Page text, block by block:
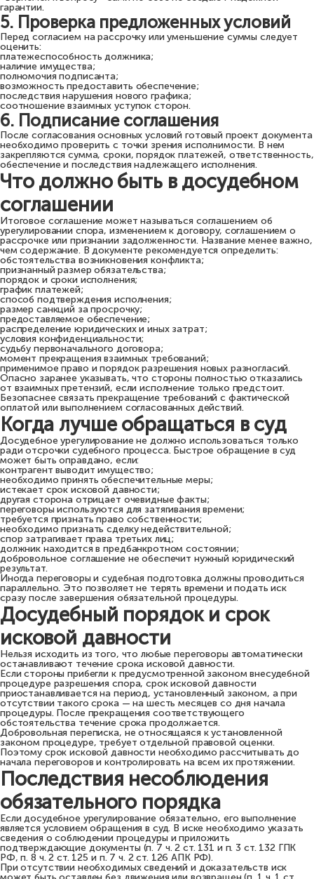
гарантии.
5. Проверка предложенных условий
Перед согласием на рассрочку или уменьшение суммы следует
оценить:
платежеспособность должника;
наличие имущества;
полномочия подписанта;
возможность предоставить обеспечение;
последствия нарушения нового графика;
соотношение взаимных уступок сторон.
6. Подписание соглашения
После согласования основных условий готовый проект документа
необходимо проверить с точки зрения исполнимости. В нем
закрепляются сумма, сроки, порядок платежей, ответственность,
обеспечение и последствия надлежащего исполнения.
Что должно быть в досудебном
соглашении
Итоговое соглашение может называться соглашением об
урегулировании спора, изменением к договору, соглашением о
рассрочке или признании задолженности. Название менее важно,
чем содержание. В документе рекомендуется определить:
обстоятельства возникновения конфликта;
признанный размер обязательства;
порядок и сроки исполнения;
график платежей;
способ подтверждения исполнения;
размер санкций за просрочку;
предоставляемое обеспечение;
распределение юридических и иных затрат;
условия конфиденциальности;
судьбу первоначального договора;
момент прекращения взаимных требований;
применимое право и порядок разрешения новых разногласий.
Опасно заранее указывать, что стороны полностью отказались
от взаимных претензий, если исполнение только предстоит.
Безопаснее связать прекращение требований с фактической
оплатой или выполнением согласованных действий.
Когда лучше обращаться в суд
Досудебное урегулирование не должно использоваться только
ради отсрочки судебного процесса. Быстрое обращение в суд
может быть оправдано, если:
контрагент выводит имущество;
необходимо принять обеспечительные меры;
истекает срок исковой давности;
другая сторона отрицает очевидные факты;
переговоры используются для затягивания времени;
требуется признать право собственности;
необходимо признать сделку недействительной;
спор затрагивает права третьих лиц;
должник находится в предбанкротном состоянии;
добровольное соглашение не обеспечит нужный юридический
результат.
Иногда переговоры и судебная подготовка должны проводиться
параллельно. Это позволяет не терять времени и подать иск
сразу после завершения обязательной процедуры.
Досудебный порядок и срок
исковой давности
Нельзя исходить из того, что любые переговоры автоматически
останавливают течение срока исковой давности.
Если стороны прибегли к предусмотренной законом внесудебной
процедуре разрешения спора, срок исковой давности
приостанавливается на период, установленный законом, а при
отсутствии такого срока — на шесть месяцев со дня начала
процедуры. После прекращения соответствующего
обстоятельства течение срока продолжается.
Добровольная переписка, не относящаяся к установленной
законом процедуре, требует отдельной правовой оценки.
Поэтому срок исковой давности необходимо рассчитывать до
начала переговоров и контролировать на всем их протяжении.
Последствия несоблюдения
обязательного порядка
Если досудебное урегулирование обязательно, его выполнение
является условием обращения в суд. В иске необходимо указать
сведения о соблюдении процедуры и приложить
подтверждающие документы (п. 7 ч. 2 ст. 131 и п. 3 ст. 132 ГПК
РФ, п. 8 ч. 2 ст. 125 и п. 7 ч. 2 ст. 126 АПК РФ).
При отсутствии необходимых сведений и доказательств иск